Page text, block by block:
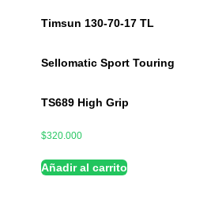
Timsun 130-70-17 TL
Sellomatic Sport Touring
TS689 High Grip
$320.000
Añadir al carrito